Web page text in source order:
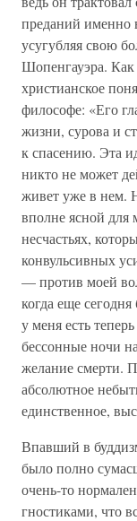
преданий именно
усугубляя свою
Шопенгауэра. Как
христианское
философе: «Его
жизни, сурова и
к спасению. Эта
никто не может
живет уже в нем.
вполне ясной
несчастьях,
конвульсивных
— против моей
когда еще
у меня есть
бессонные ночи
желание смерти.
абсолютное
единственное,
Впавший в
было полно
очень-то
гностиками, что